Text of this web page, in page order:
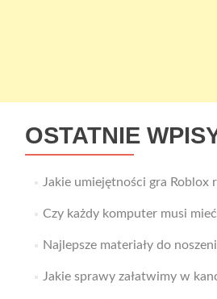
OSTATNIE
Jakie umiejętności gra Roblox
Czy każdy komputer musi
Najlepsze materiały do
Jakie sprawy załatwimy w